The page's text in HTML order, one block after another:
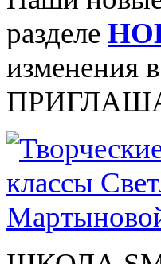
разделе
изменения